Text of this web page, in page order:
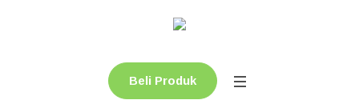
Beli Produk